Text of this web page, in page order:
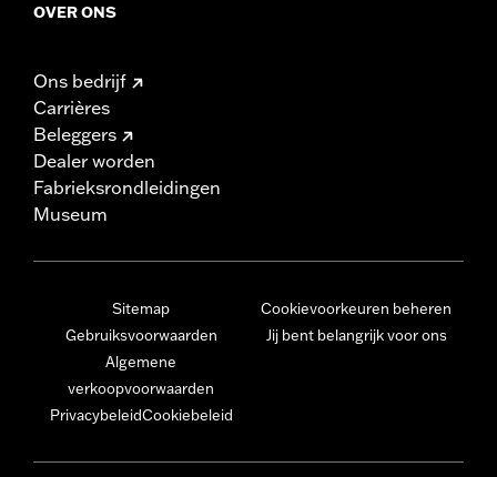
OVER ONS
Ons bedrijf
Carrières
Beleggers
Dealer worden
Fabrieksrondleidingen
Museum
Sitemap
Gebruiksvoorwaarden
Algemene
verkoopvoorwaarden
PrivacybeleidCookiebeleid
Cookievoorkeuren beheren
Jij bent belangrijk voor ons